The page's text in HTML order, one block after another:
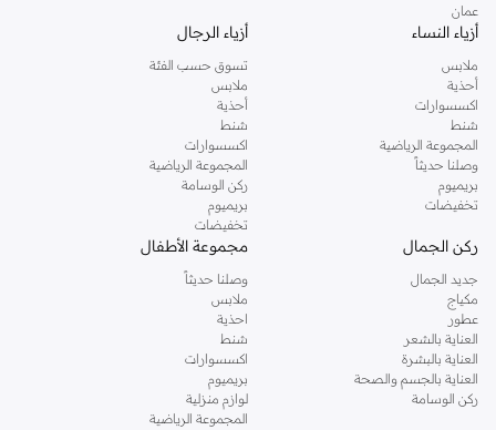
عمان
أزياء النساء
ملابس
أحذية
اكسسوارات
شنط
المجموعة الرياضية
وصلنا حديثاً
بريميوم
تخفيضات
أزياء الرجال
تسوق حسب الفئة
ملابس
أحذية
شنط
اكسسوارات
المجموعة الرياضية
ركن الوسامة
بريميوم
تخفيضات
ركن الجمال
جديد الجمال
مكياج
عطور
العناية بالشعر
العناية بالبشرة
العناية بالجسم والصحة
ركن الوسامة
مجموعة الأطفال
وصلنا حديثاً
ملابس
احذية
شنط
اكسسوارات
بريميوم
لوازم منزلية
المجموعة الرياضية